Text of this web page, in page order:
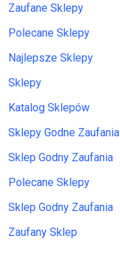
Zaufane Sklepy
Polecane Sklepy
Najlepsze Sklepy
Sklepy
Katalog Sklepów
Sklepy Godne Zaufania
Sklep Godny Zaufania
Polecane Sklepy
Sklep Godny Zaufania
Zaufany Sklep